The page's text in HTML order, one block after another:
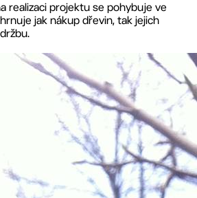
realizaci projektu se pohybuje ve
jak nákup dřevin, tak jejich